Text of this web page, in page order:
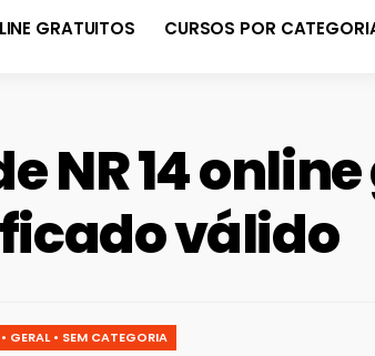
GRATUITOS CURSOS POR
NR 14
válido
• GERAL• SEM CATEGORIA